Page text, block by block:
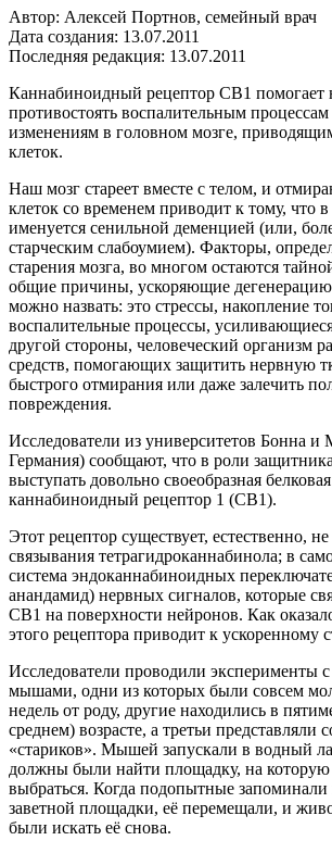
Автор: Алексей Портнов, семейный врач
Дата создания: 13.07.2011
Последняя редакция: 13.07.2011
Каннабиноидный рецептор СВ1 помогает
противостоять воспалительным
изменениям в головном мозге,
клеток.
Наш мозг стареет вместе с телом, и
клеток со временем приводит к тому, что
именуется сенильной деменцией (или,
старческим слабоумием). Факторы,
старения мозга, во многом остаются
общие причины, ускоряющие
можно назвать: это стрессы, накопление
воспалительные процессы,
другой стороны, человеческий организм
средств, помогающих защитить нервную
быстрого отмирания или даже залечить
повреждения.
Исследователи из университетов Бонна и
Германия) сообщают, что в роли
выступать довольно своеобразная
каннабиноидный рецептор 1 (CB1).
Этот рецептор существует, естественно,
связывания тетрагидроканнабинола; в
система эндоканнабиноидных
анандамид) нервных сигналов, которые
CB1 на поверхности нейронов. Как
этого рецептора приводит к ускоренному
Исследователи проводили эксперименты
мышами, одни из которых были совсем
недель от роду, другие находились в
среднем) возрасте, а третьи представляли
«стариков». Мышей запускали в водный
должны были найти площадку, на
выбраться. Когда подопытные
заветной площадки, её перемещали, и
были искать её снова.